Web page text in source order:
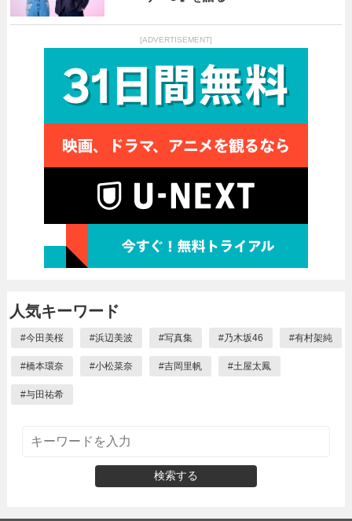
[ADVERTISEMENT]
人気キーワード
#今田美桜 #浜辺美波 #写真集 #乃木坂46 #有村架純
#橋本環奈 #小松菜奈 #吉岡里帆 #土屋太鳳
#与田祐希
検索する